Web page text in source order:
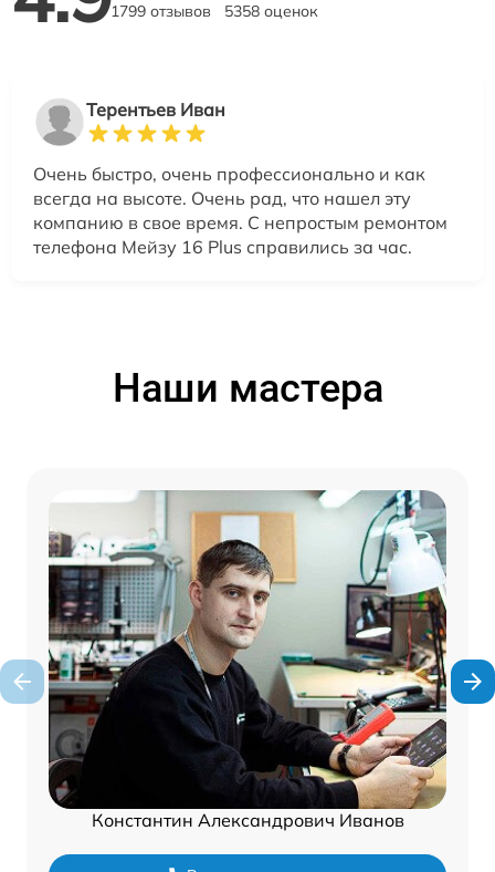
1799 отзывов 5358 оценок
Терентьев Иван
Очень быстро, очень профессионально и как
всегда на высоте. Очень рад, что нашел эту
компанию в свое время. С непростым ремонтом
телефона Мейзу 16 Plus справились за час.
Наши мастера
Константин Александрович Иванов